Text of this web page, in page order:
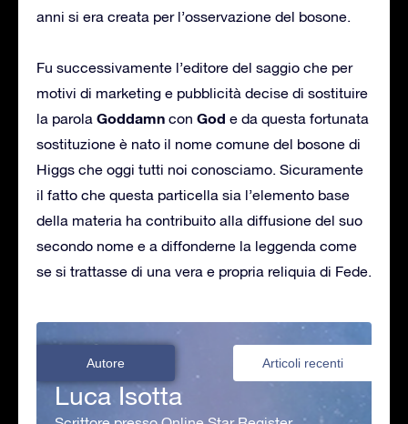
anni si era creata per l’osservazione del bosone.
Fu successivamente l’editore del saggio che per
motivi di marketing e pubblicità decise di sostituire
la parola Goddamn con God e da questa fortunata
sostituzione è nato il nome comune del bosone di
Higgs che oggi tutti noi conosciamo. Sicuramente
il fatto che questa particella sia l’elemento base
della materia ha contribuito alla diffusione del suo
secondo nome e a diffonderne la leggenda come
se si trattasse di una vera e propria reliquia di Fede.
Autore Articoli recenti
Luca Isotta